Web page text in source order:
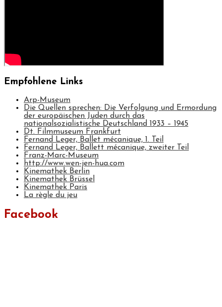
Empfohlene Links
Arp-Museum
Die Quellen sprechen: Die Verfolgung und Ermordung
der europäischen Juden durch das
nationalsozialistische Deutschland 1933 – 1945
Dt. Filmmuseum Frankfurt
Fernand Leger, Ballet mécanique, 1. Teil
Fernand Leger, Ballett mécanique, zweiter Teil
Franz-Marc-Museum
http://www.wen-jen-hua.com
Kinemathek Berlin
Kinemathek Brüssel
Kinemathek Paris
La règle du jeu
Facebook